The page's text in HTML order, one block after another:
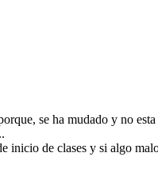
se ha mudado y no
inicio de clases y si algo